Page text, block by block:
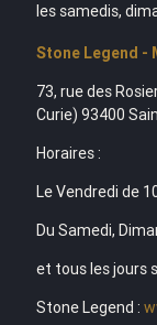
les samedis,
Stone Legend -
73, rue des
Curie) 93400
Horaires :
Le Vendredi de
Du Samedi,
et tous les jours
Stone Legend :